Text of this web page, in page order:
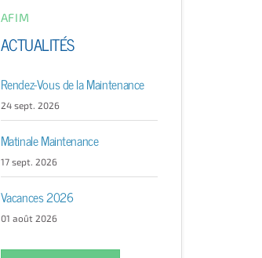
AFIM
ACTUALITÉS
Rendez-Vous de la Maintenance
24 sept. 2026
Matinale Maintenance
17 sept. 2026
Vacances 2026
01 août 2026